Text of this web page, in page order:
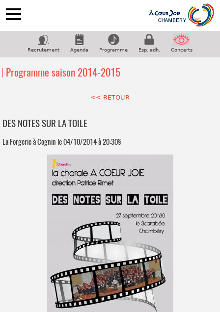
ACCUEIL
NOTRE CHORALE
COUPS DE COEUR
GALERIE
Suivez-nous sur facebook
Recrutement Agenda Programme Esp. adh. Concerts
Programme saison 2014-2015
<< RETOUR
DES NOTES SUR LA TOILE
La Forgerie à Cognin le 04/10/2014 à 20:30§